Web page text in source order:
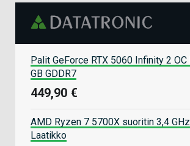
Palit GeForce RTX 5060 Infinity 2 OC
GB GDDR7
449,90 €
AMD Ryzen 7 5700X suoritin 3,4
Laatikko